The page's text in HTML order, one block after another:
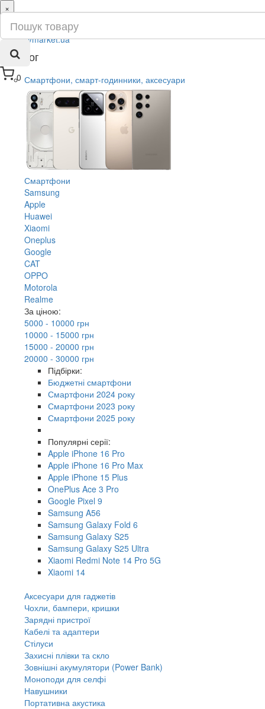
0
×
ru
ua
Каталог
Смартфони, смарт-годинники, аксесуари
Смартфони
Samsung
Apple
Huawei
Xiaomi
Oneplus
Google
CAT
OPPO
Motorola
Realme
За ціною:
5000 - 10000 грн
10000 - 15000 грн
15000 - 20000 грн
20000 - 30000 грн
Підбірки:
Бюджетні смартфони
Смартфони 2024 року
Смартфони 2023 року
Смартфони 2025 року
Популярні серії:
Apple iPhone 16 Pro
Apple iPhone 16 Pro Max
Apple iPhone 15 Plus
OnePlus Ace 3 Pro
Google Pixel 9
Samsung A56
Samsung Galaxy Fold 6
Samsung Galaxy S25
Samsung Galaxy S25 Ultra
Xiaomi Redmi Note 14 Pro 5G
Xiaomi 14
Аксесуари для гаджетів
Чохли, бампери, кришки
Зарядні пристрої
Кабелі та адаптери
Стілуси
Захисні плівки та скло
Зовнішні акумулятори (Power Bank)
Моноподи для селфі
Навушники
Портативна акустика